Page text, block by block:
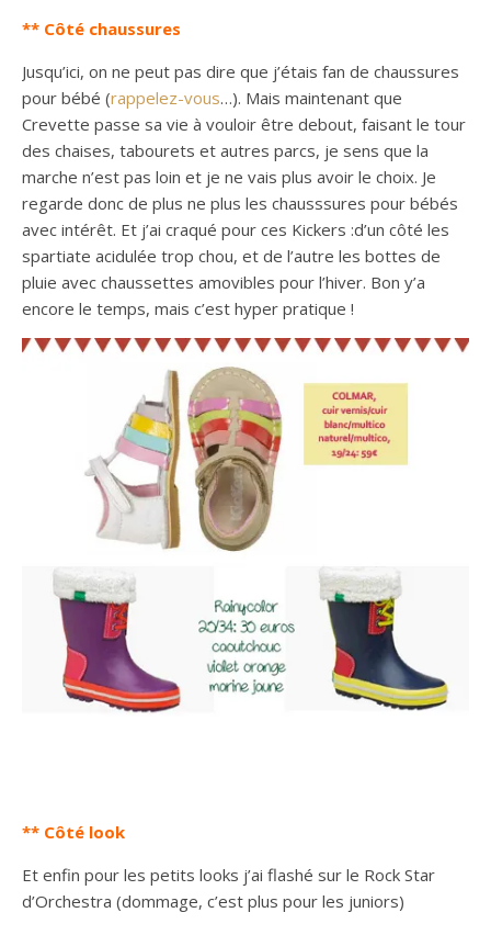
** Côté chaussures
Jusqu’ici, on ne peut pas dire que j’étais fan de chaussures
pour bébé (rappelez-vous…). Mais maintenant que
Crevette passe sa vie à vouloir être debout, faisant le tour
des chaises, tabourets et autres parcs, je sens que la
marche n’est pas loin et je ne vais plus avoir le choix. Je
regarde donc de plus ne plus les chausssures pour bébés
avec intérêt. Et j’ai craqué pour ces Kickers :d’un côté les
spartiate acidulée trop chou, et de l’autre les bottes de
pluie avec chaussettes amovibles pour l’hiver. Bon y’a
encore le temps, mais c’est hyper pratique !
** Côté look
Et enfin pour les petits looks j’ai flashé sur le Rock Star
d’Orchestra (dommage, c’est plus pour les juniors)